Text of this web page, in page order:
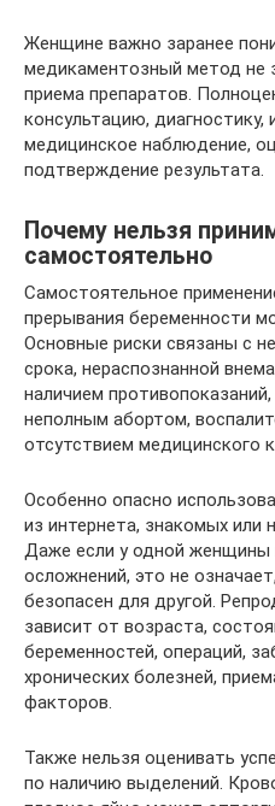
Женщине важно заранее
медикаментозный метод не
приема препаратов.
консультацию, диагностику,
медицинское наблюдение,
подтверждение результата.
Почему нельзя
самостоятельно
Самостоятельное
прерывания беременности
Основные риски связаны с
срока, нераспознанной
наличием
неполным абортом,
отсутствием медицинского
Особенно опасно
из интернета, знакомых или
Даже если у одной женщины
осложнений, это не
безопасен для другой.
зависит от возраста,
беременностей, операций,
хронических болезней,
факторов.
Также нельзя оценивать
по наличию выделений.